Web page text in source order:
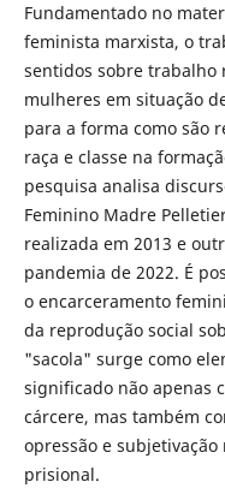
Fundamentado no
feminista marxista, o
sentidos sobre
mulheres em situação
para a forma como são
raça e classe na
pesquisa analisa
Feminino Madre
realizada em 2013 e
pandemia de 2022. É
o encarceramento
da reprodução social
"sacola" surge como
significado não apenas
cárcere, mas também
opressão e
prisional.